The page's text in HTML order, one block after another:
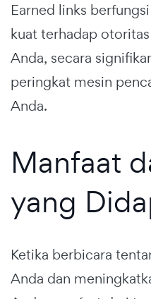
Earned links
kuat terhadap
Anda, secara
peringkat mesin
Anda.
Manfaat
yang
Ketika berbicara
Anda dan